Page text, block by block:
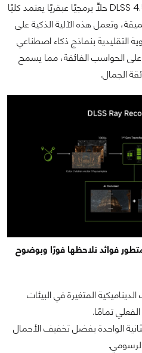
حزمة DLSS 4.5 Ray Reconstruction حلًّا برمجيًا عبقريًا يعتمد كليًا
وتعمل هذه الآلية الذكية على
التقليدية بنماذج ذكاء اصطناعي
على الحواسب الفائقة، مما يسمح
الجمال.
فوائد نلاحظها فورًا وبوضوح
المتغيرة في البيئات
تمامًا.
الواحدة بفضل تخفيف الأحمال